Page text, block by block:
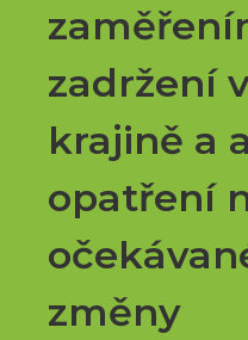
zadržení
krajině a
opatření
změny